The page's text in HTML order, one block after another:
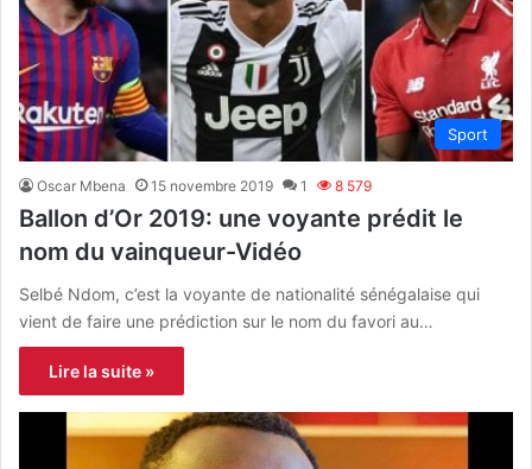
Sport
Oscar Mbena 15 novembre 2019 1 8 579
Ballon d’Or 2019: une voyante prédit le
nom du vainqueur-Vidéo
Selbé Ndom, c’est la voyante de nationalité sénégalaise qui
vient de faire une prédiction sur le nom du favori au…
Lire la suite »